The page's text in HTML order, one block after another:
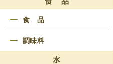
食 品
調味料
水